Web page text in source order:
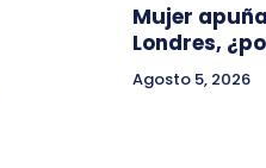
Mujer
Londres,
Agosto 5, 2026